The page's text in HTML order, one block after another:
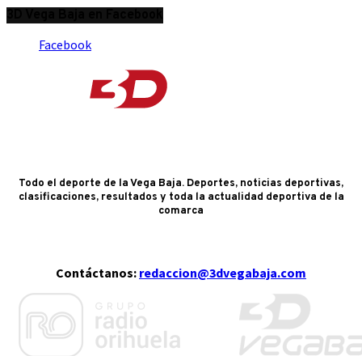
Facebook
Todo el deporte de la Vega Baja. Deportes, noticias deportivas,
clasificaciones, resultados y toda la actualidad deportiva de la
comarca
Contáctanos: redaccion@3dvegabaja.com